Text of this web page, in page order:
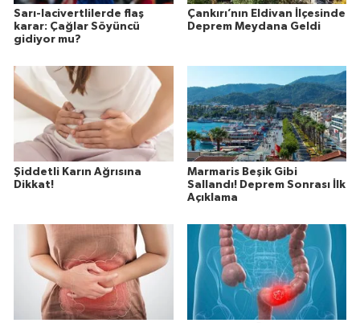
Sarı-lacivertlilerde flaş
karar: Çağlar Söyüncü
gidiyor mu?
Çankırı’nın Eldivan İlçesinde
Deprem Meydana Geldi
Şiddetli Karın Ağrısına
Dikkat!
Marmaris Beşik Gibi
Sallandı! Deprem Sonrası İlk
Açıklama